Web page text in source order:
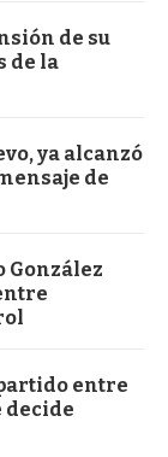
de su
de la
ya alcanzó
de
González
entre
decide